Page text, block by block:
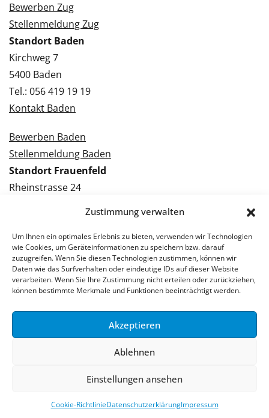
Zustimmung verwalten
Um Ihnen ein optimales Erlebnis zu bieten, verwenden wir Technologien
wie Cookies, um Geräteinformationen zu speichern bzw. darauf
zuzugreifen. Wenn Sie diesen Technologien zustimmen, können wir
Daten wie das Surfverhalten oder eindeutige IDs auf dieser Website
verarbeiten. Wenn Sie Ihre Zustimmung nicht erteilen oder zurückziehen,
können bestimmte Merkmale und Funktionen beeinträchtigt werden.
Akzeptieren
Ablehnen
Einstellungen ansehen
Cookie-RichtlinieDatenschutzerklärungImpressum
Bewerben Zug
Stellenmeldung Zug
Standort Baden
Kirchweg 7
5400 Baden
Tel.: 056 419 19 19
Kontakt Baden
Bewerben Baden
Stellenmeldung Baden
Standort Frauenfeld
Rheinstrasse 24
Kontakt Frauenfeld
Bewerben Frauenfeld
Stellenmeldung Frauenfeld
© 2026 Stellenpartner AG
Datenschutzerklärung